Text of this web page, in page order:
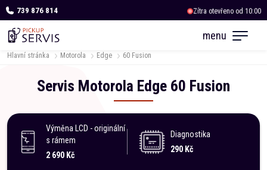
739 876 814
Zítra otevřeno od 10:00
Zítra otevřeno od 10:00
menu
Hlavní stránka Motorola Edge 60 Fusion
Servis Motorola Edge 60 Fusion
Diagnostika
290 Kč
Výměna LCD - originální
s rámem
2 690 Kč